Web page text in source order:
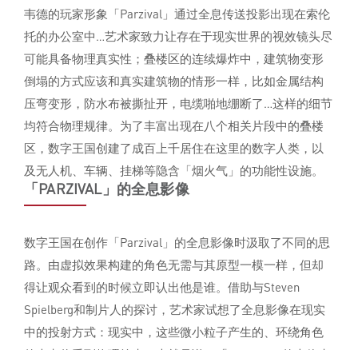
韦德的玩家形象「Parzival」通过全息传送投影出现在索伦
托的办公室中…艺术家致力让存在于现实世界的视效镜头尽
可能具备物理真实性；叠楼区的连续爆炸中，建筑物变形
倒塌的方式应该和真实建筑物的情形一样，比如金属结构
压弯变形，防水布被撕扯开，电缆啪地绷断了…这样的细节
均符合物理规律。为了丰富出现在八个相关片段中的叠楼
区，数字王国创建了成百上千居住在这里的数字人类，以
及无人机、车辆、挂梯等隐含「烟火气」的功能性设施。
「PARZIVAL」的全息影像
数字王国在创作「Parzival」的全息影像时汲取了不同的思
路。由虚拟效果构建的角色无需与其原型一模一样，但却
得让观众看到的时候立即认出他是谁。借助与Steven
Spielberg和制片人的探讨，艺术家试想了全息影像在现实
中的投射方式：现实中，这些微小粒子产生的、环绕角色